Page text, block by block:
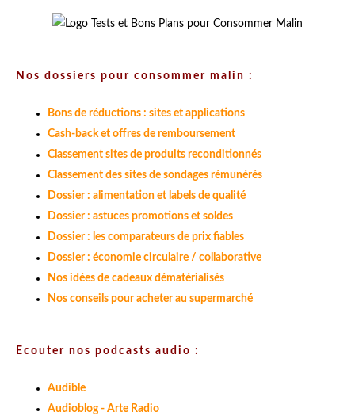
Nos dossiers pour consommer malin :
Bons de réductions : sites et applications
Cash-back et offres de remboursement
Classement sites de produits reconditionnés
Classement des sites de sondages rémunérés
Dossier : alimentation et labels de qualité
Dossier : astuces promotions et soldes
Dossier : les comparateurs de prix fiables
Dossier : économie circulaire / collaborative
Nos idées de cadeaux dématérialisés
Nos conseils pour acheter au supermarché
Ecouter nos podcasts audio :
Audible
Audioblog - Arte Radio